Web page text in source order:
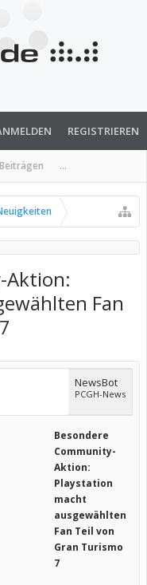
...
REGISTRIEREN
Aktion:
Fan
NewsBot
PCGH-News
Besondere
Community-
Aktion:
Playstation
macht
ausgewählten
Fan Teil von
Gran Turismo
7